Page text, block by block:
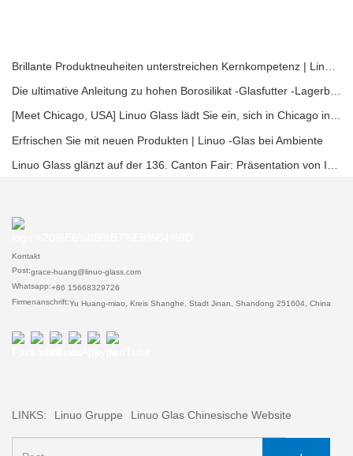
[Meet Chicago, USA] Linuo Glass lädt Sie ein, sich in Chicago inspirierte Heimshow zu versammeln!
Erfrischen Sie mit neuen Produkten | Linuo -Glas bei Ambiente
Kontakt
Post:grace-huang@linuo-glass.com
Whatsapp:+86 15668329726
Firmenanschrift:Yu Huang-miao, Kreis Shanghe, Stadt Jinan, Shandong 251604, China
LINKS: Linuo Gruppe Linuo Glas Chinesische Website